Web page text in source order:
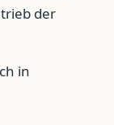
der
in